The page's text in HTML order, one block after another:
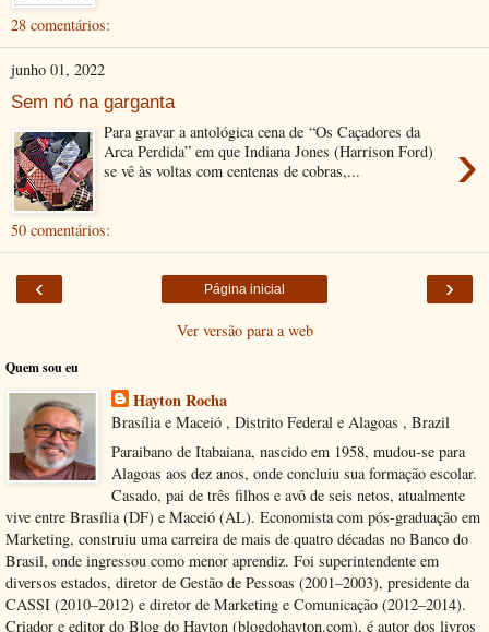
28 comentários:
junho 01, 2022
Sem nó na garganta
›
Para gravar a antológica cena de “Os Caçadores da
Arca Perdida” em que Indiana Jones (Harrison Ford)
se vê às voltas com centenas de cobras,...
50 comentários:
‹ ›
Página inicial
Ver versão para a web
Quem sou eu
Hayton Rocha
Brasília e Maceió , Distrito Federal e Alagoas , Brazil
Paraibano de Itabaiana, nascido em 1958, mudou-se para
Alagoas aos dez anos, onde concluiu sua formação escolar.
Casado, pai de três filhos e avô de seis netos, atualmente
vive entre Brasília (DF) e Maceió (AL). Economista com pós-graduação em
Marketing, construiu uma carreira de mais de quatro décadas no Banco do
Brasil, onde ingressou como menor aprendiz. Foi superintendente em
diversos estados, diretor de Gestão de Pessoas (2001–2003), presidente da
CASSI (2010–2012) e diretor de Marketing e Comunicação (2012–2014).
Criador e editor do Blog do Hayton (blogdohayton.com), é autor dos livros